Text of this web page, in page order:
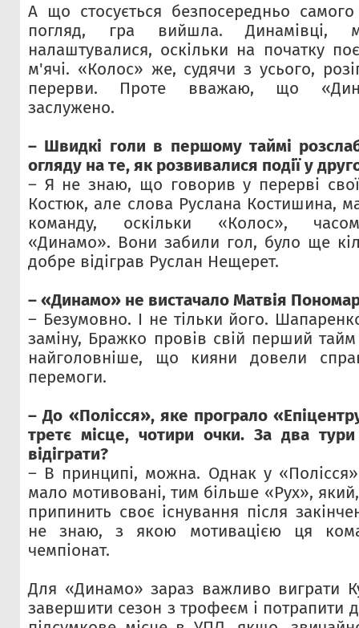
А що стосується безпосередньо
погляд, гра вийшла. Динамівці,
налаштувалися, оскільки на початку
м'ячі. «Колос» же, судячи з усього,
перерви. Проте вважаю, що
заслужено.
– Швидкі голи в першому таймі
огляду на те, як розвивалися події у
– Я не знаю, що говорив у перерві
Костюк, але слова Руслана Костишина,
команду, оскільки «Колос»,
«Динамо». Вони забили гол, було ще
добре відіграв Руслан Нещерет.
– «Динамо» не вистачало Матвія
– Безумовно. І не тільки його.
заміну, Бражко провів свій перший
найголовніше, що кияни довели
перемоги.
– До «Полісся», яке програло
третє місце, чотири очки. За два
відіграти?
– В принципі, можна. Однак у
мало мотивовані, тим більше «Рух»,
припинить своє існування після
не знаю, з якою мотивацією ця
чемпіонат.
Для «Динамо» зараз важливо виграти
завершити сезон з трофеєм і потрапити